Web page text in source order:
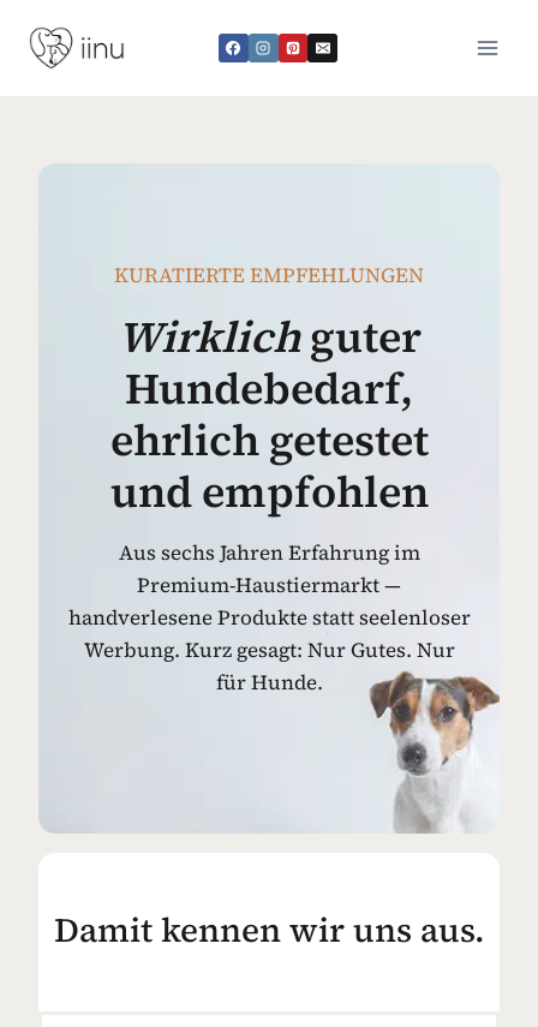
Inhalt
springen
KURATIERTE EMPFEHLUNGEN
Wirklichguter
Hundebedarf,
ehrlich getestet
und empfohlen
Aus sechs Jahren Erfahrung im
Premium-Haustiermarkt —
handverlesene Produkte statt seelenloser
Werbung. Kurz gesagt: Nur Gutes. Nur
für Hunde.
Damit kennen wir uns aus.